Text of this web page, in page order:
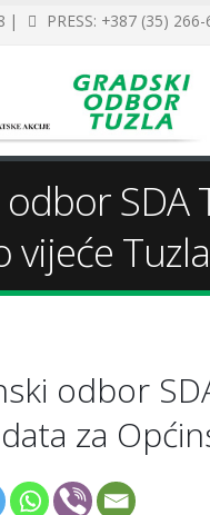
| PRESS: +387 (35)
SDA
vijeće Tuzla
odbor
za